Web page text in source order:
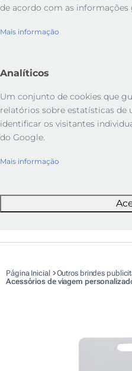
de acordo com as informações
Mais informação
Analíticos
Um conjunto de cookies que
relatórios sobre estatísticas de
identificar os visitantes
do Google.
Mais informação
Página Inicial
Outros brindes
Acessórios de viagem